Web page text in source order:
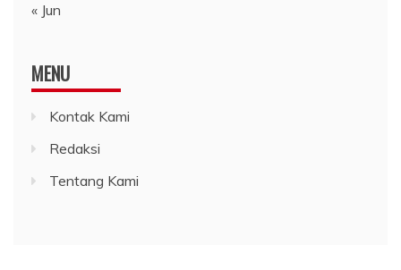
« Jun
MENU
Kontak Kami
Redaksi
Tentang Kami